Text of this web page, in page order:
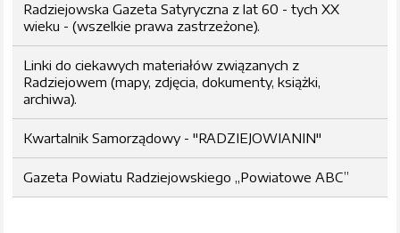
Radziejowska Gazeta Satyryczna z lat 60 - tych XX
wieku - (wszelkie prawa zastrzeżone).
Linki do ciekawych materiałów związanych z
Radziejowem (mapy, zdjęcia, dokumenty, książki,
archiwa).
Kwartalnik Samorządowy - "RADZIEJOWIANIN"
Gazeta Powiatu Radziejowskiego „Powiatowe ABC”